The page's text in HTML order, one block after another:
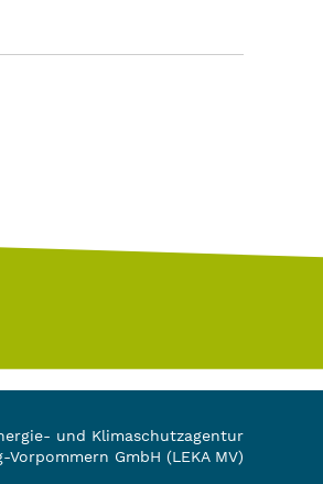
und Klimaschutzagentur
Vorpommern GmbH (LEKA MV)